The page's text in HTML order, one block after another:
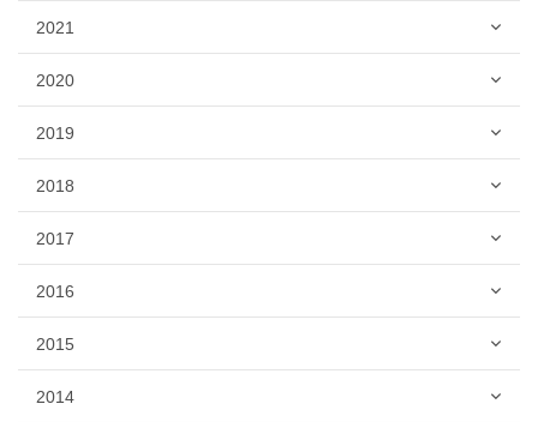
2021
2020
2019
2018
2017
2016
2015
2014